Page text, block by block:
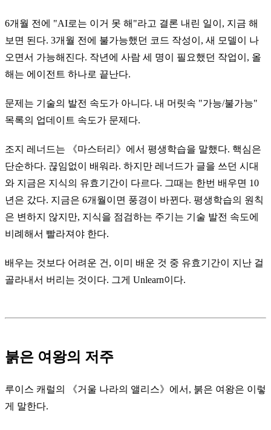
6개월 전에 "AI로는 이거 못 해"라고 결론 내린 일이, 지금 해
보면 된다. 3개월 전에 불가능했던 코드 작성이, 새 모델이 나
오면서 가능해진다. 작년에 사람 세 명이 필요했던 작업이, 올
해는 에이전트 하나로 끝난다.
문제는 기술의 발전 속도가 아니다. 내 머릿속 "가능/불가능"
목록의 업데이트 속도가 문제다.
조지 레너드는 《마스터리》에서 평생학습을 말했다. 핵심은
단순하다. 끊임없이 배워라. 하지만 레너드가 글을 쓰던 시대
와 지금은 지식의 유효기간이 다르다. 그때는 한번 배우면 10
년은 갔다. 지금은 6개월이면 풍경이 바뀐다. 평생학습의 원칙
은 변하지 않지만, 지식을 점검하는 주기는 기술 발전 속도에
비례해서 빨라져야 한다.
배우는 것보다 어려운 건, 이미 배운 것 중 유효기간이 지난 걸
골라내서 버리는 것이다. 그게 Unlearn이다.
붉은 여왕의 저주
루이스 캐럴의 《거울 나라의 앨리스》에서, 붉은 여왕은 이렇
게 말한다.